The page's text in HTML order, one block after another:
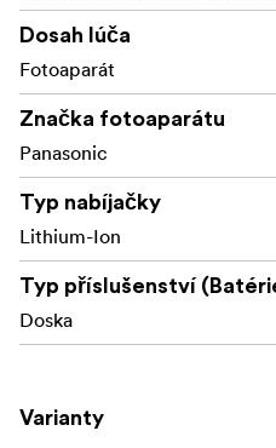
Dosah lúča
Fotoaparát
Značka fotoaparátu
Panasonic
Typ nabíjačky
Lithium-Ion
Typ příslušenství
Doska
Varianty